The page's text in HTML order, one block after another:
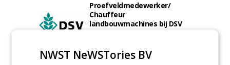
Proefveldmedewerker/
Chauffeur
landbouwmachines bij DSV
Kasmedewerker (fulltime) bij
NWST NeWSTories BV